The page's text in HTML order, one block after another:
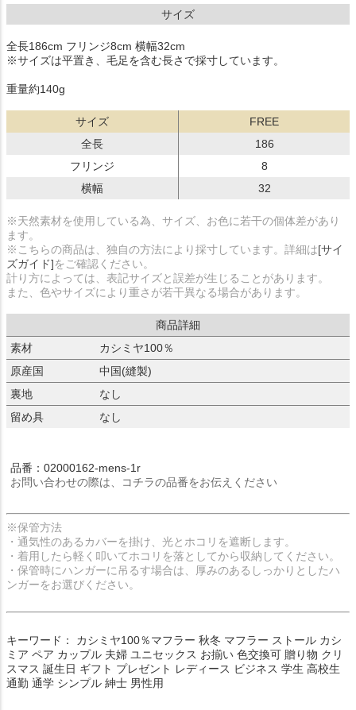
サイズ
全長186cm フリンジ8cm 横幅32cm
※サイズは平置き、毛足を含む長さで採寸しています。
重量約140g
サイズ
FREE
全長
186
フリンジ
8
横幅
32
※天然素材を使用している為、サイズ、お色に若干の個体差があり
ます。
※こちらの商品は、独自の方法により採寸しています。詳細は[サイ
ズガイド]をご確認ください。
計り方によっては、表記サイズと誤差が生じることがあります。
また、色やサイズにより重さが若干異なる場合があります。
商品詳細
素材
カシミヤ100％
原産国
中国(縫製)
裏地
なし
留め具
なし
品番：02000162-mens-1r
お問い合わせの際は、コチラの品番をお伝えください
※保管方法
・通気性のあるカバーを掛け、光とホコリを遮断します。
・着用したら軽く叩いてホコリを落としてから収納してください。
・保管時にハンガーに吊るす場合は、厚みのあるしっかりとしたハ
ンガーをお選びください。
キーワード： カシミヤ100％マフラー 秋冬 マフラー ストール カシ
ミア ペア カップル 夫婦 ユニセックス お揃い 色交換可 贈り物 クリ
スマス 誕生日 ギフト プレゼント レディース ビジネス 学生 高校生
通勤 通学 シンプル 紳士 男性用